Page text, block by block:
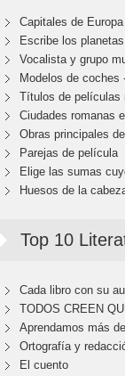
Capitales de
Escribe los
Vocalista y grupo
Modelos de
Títulos de películas
Ciudades romanas
Obras principales
Parejas de película
Elige las sumas
Huesos de la
Top 10
Cada libro con su
TODOS CREEN
Aprendamos más
Ortografía y
El cuento